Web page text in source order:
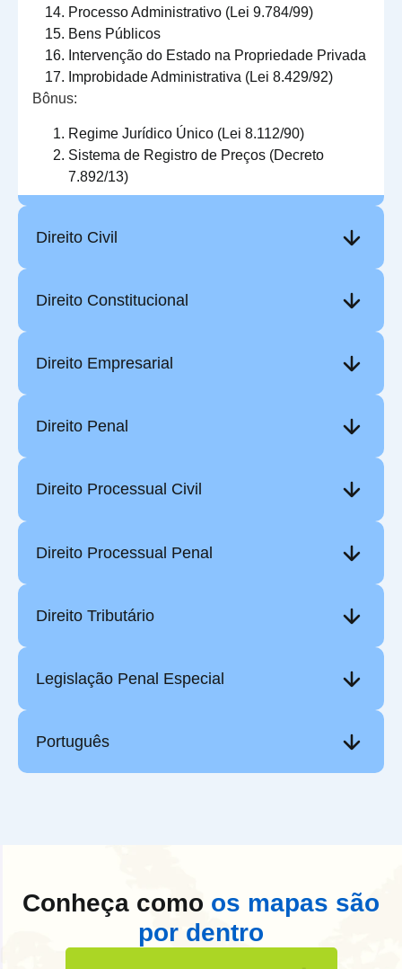
Processo Administrativo (Lei 9.784/99)
Bens Públicos
Intervenção do Estado na Propriedade Privada
Improbidade Administrativa (Lei 8.429/92)
Bônus:
Regime Jurídico Único (Lei 8.112/90)
Sistema de Registro de Preços (Decreto
7.892/13)
Direito Civil
Direito Constitucional
Direito Empresarial
Direito Penal
Direito Processual Civil
Direito Processual Penal
Direito Tributário
Legislação Penal Especial
Português
Conheça como os mapas são
por dentro